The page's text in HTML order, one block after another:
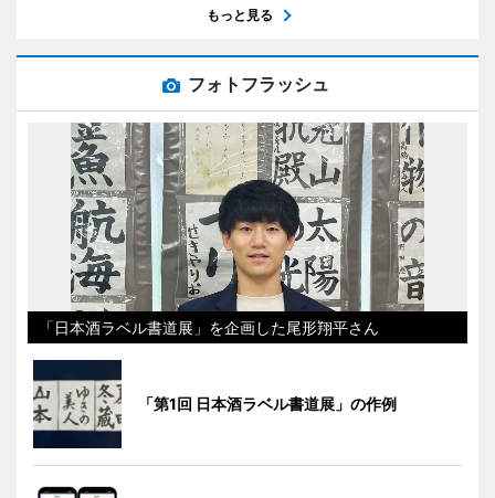
もっと見る
フォトフラッシュ
「日本酒ラベル書道展」を企画した尾形翔平さん
「第1回 日本酒ラベル書道展」の作例